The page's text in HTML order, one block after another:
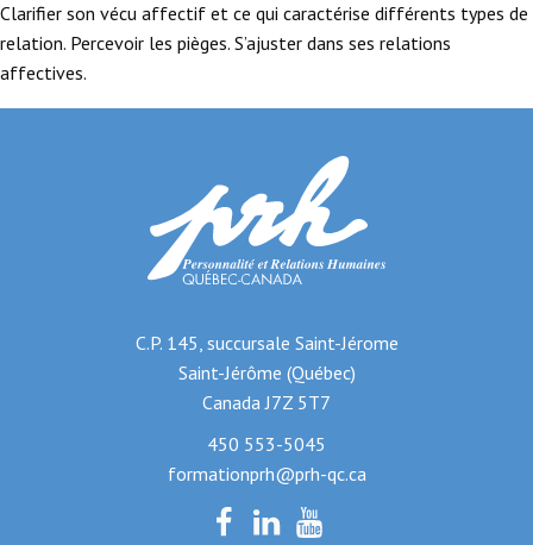
Clarifier son vécu affectif et ce qui caractérise différents types de
relation. Percevoir les pièges. S’ajuster dans ses relations
affectives.
C.P. 145, succursale Saint-Jérome
Saint-Jérôme (Québec)
Canada J7Z 5T7
450 553-5045
formationprh@prh-qc.ca